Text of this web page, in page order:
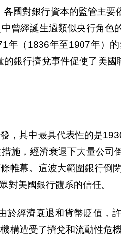
國對銀行資本的監管主要
曾經誕生過類似央行角色
年（1836年至1907年）
銀行擠兌事件促使了美
，其中最具代表性的是
施，經濟衰退下大量公司
帷幕。這波大範圍銀行倒
對美國銀行體系的信任。
於經濟衰退和貨幣貶值，
構遭受了擠兌和流動性危